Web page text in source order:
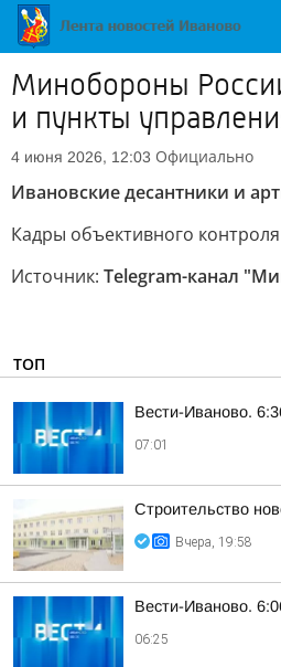
Минобороны
и пункты
4 июня 2026, 12:03 Официально
Ивановские десантники и
Кадры объективного
Источник: Telegram-канал
ТОП
Вести-Иваново.
07:01
Строительство
Вчера, 19:58
Вести-Иваново.
06:25